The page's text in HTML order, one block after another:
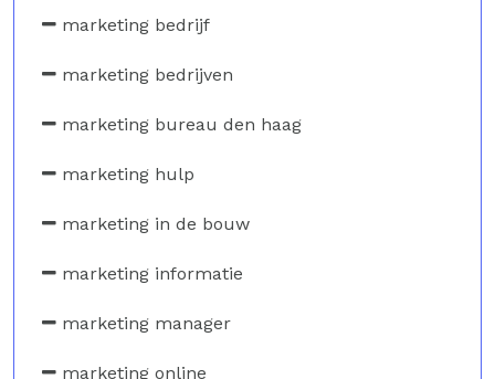
marketing bedrijf
marketing bedrijven
marketing bureau den haag
marketing hulp
marketing in de bouw
marketing informatie
marketing manager
marketing online